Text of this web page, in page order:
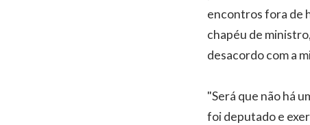
encontros fora de
chapéu de
desacordo com a
"Será que não há
foi deputado e